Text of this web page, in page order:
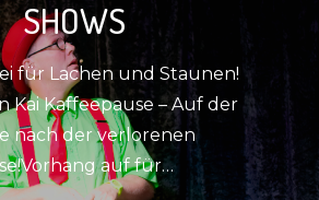
SHOWS
für Lachen und Staunen!
Kai Kaffeepause – Auf der
nach der verlorenen
auf für…